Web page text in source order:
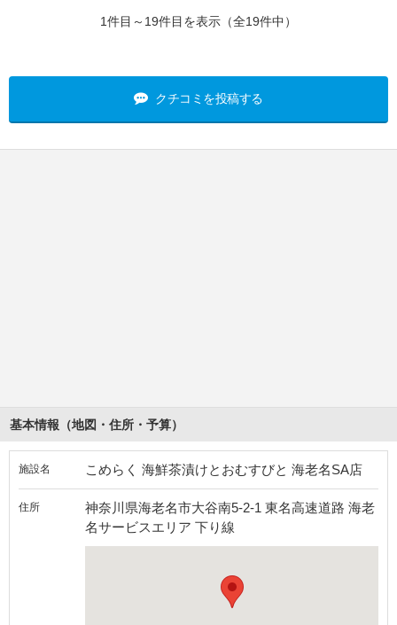
1件目～19件目を表示（全19件中）
クチコミを投稿する
基本情報（地図・住所・予算）
施設名 こめらく 海鮮茶漬けとおむすびと 海老名SA店
住所
神奈川県海老名市大谷南5-2-1 東名高速道路 海老
名サービスエリア 下り線